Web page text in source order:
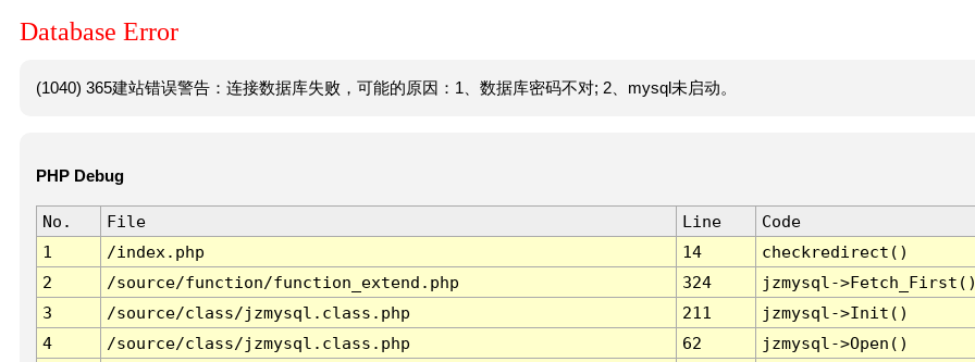
Database Error
(1040) 365建站错误警告：连接数据库失败，可能的原因：1、数据库密码不对; 2、mysql未启动。
PHP Debug
No. File Line
Code
1
/index.php 14
checkredirect()
2
/source/function/function_extend.php 324
jzmysql-
3
/source/class/jzmysql.class.php 211
jzmysql->Init()
4
/source/class/jzmysql.class.php 62
jzmysql->Open()